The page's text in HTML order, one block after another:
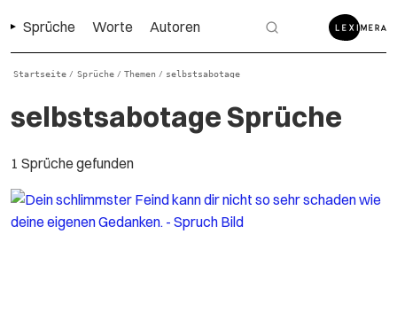
Sprüche Worte Autoren
Startseite / Sprüche / Themen / selbstsabotage
selbstsabotage Sprüche
1 Sprüche gefunden